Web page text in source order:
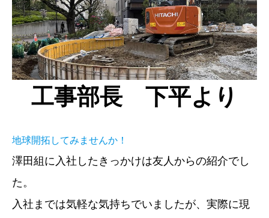
工事部長 下平より
地球開拓してみませんか！
澤田組に入社したきっかけは友人からの紹介でし
た。
入社までは気軽な気持ちでいましたが、実際に現